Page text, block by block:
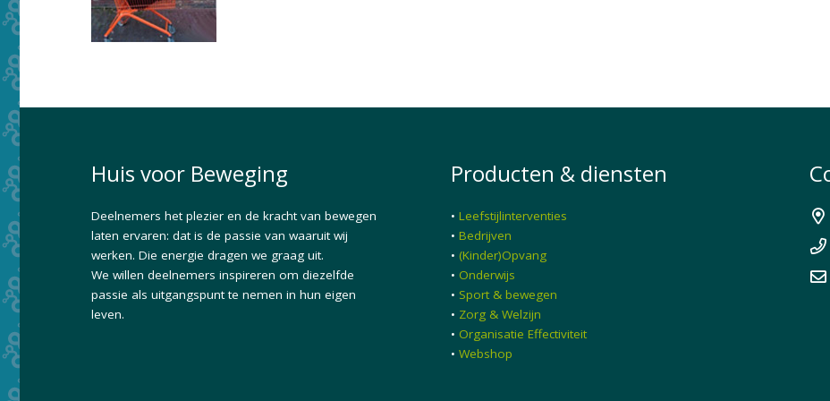
Huis voor Beweging
Deelnemers het plezier en de kracht van bewegen
laten ervaren: dat is de passie van waaruit wij
werken. Die energie dragen we graag uit.
We willen deelnemers inspireren om diezelfde
passie als uitgangspunt te nemen in hun eigen
leven.
Producten & diensten
• Leefstijlinterventies
• Bedrijven
• (Kinder)Opvang
• Onderwijs
• Sport & bewegen
• Zorg & Welzijn
• Organisatie Effectiviteit
• Webshop